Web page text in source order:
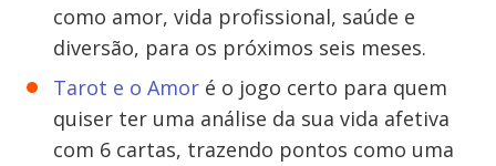
como amor, vida profissional, saúde e
diversão, para os próximos seis meses.
Tarot e o Amor é o jogo certo para quem
quiser ter uma análise da sua vida afetiva
com 6 cartas, trazendo pontos como uma